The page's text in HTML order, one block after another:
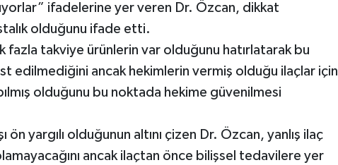
ifadelerine yer veren Dr. Özcan, dikkat
olduğunu ifade etti.
fazla takviye ürünlerin var olduğunu hatırlatarak bu
edilmediğini ancak hekimlerin vermiş olduğu ilaçlar için
olduğunu bu noktada hekime güvenilmesi
ön yargılı olduğunun altını çizen Dr. Özcan, yanlış ilaç
ancak ilaçtan önce bilişsel tedavilere yer